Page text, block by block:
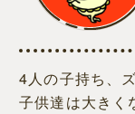
4人の子持ち、
子供達は大きく